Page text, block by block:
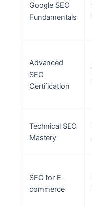
Google SEO
Fundamentals
Advanced
SEO
Certification
Technical SEO
Mastery
SEO for E-
commerce